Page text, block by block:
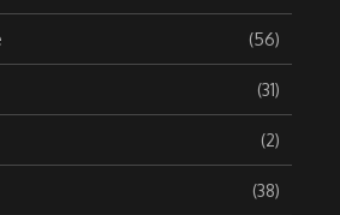
(56)
(31)
(2)
(38)